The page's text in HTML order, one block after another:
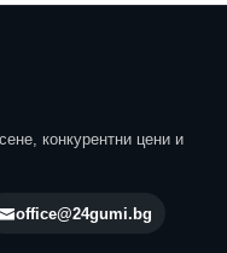
конкурентни цени и
office@24gumi.bg